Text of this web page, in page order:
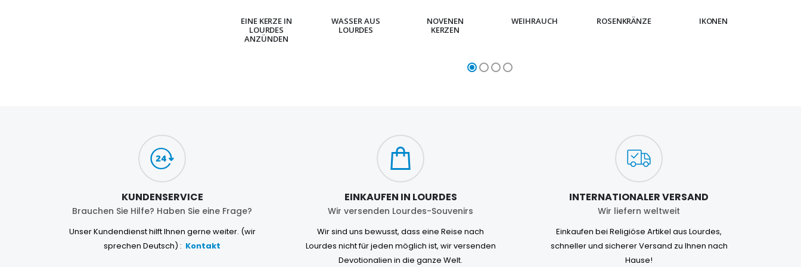
EINE KERZE IN
LOURDES
ANZÜNDEN
WASSER AUS
LOURDES
NOVENEN
KERZEN
WEIHRAUCH ROSENKRÄNZE IKONEN
KUNDENSERVICE
Brauchen Sie Hilfe? Haben Sie eine Frage?
Unser Kundendienst hilft Ihnen gerne weiter. (wir
sprechen Deutsch) : Kontakt
EINKAUFEN IN LOURDES
Wir versenden Lourdes-Souvenirs
Wir sind uns bewusst, dass eine Reise nach
Lourdes nicht für jeden möglich ist, wir versenden
Devotionalien in die ganze Welt.
INTERNATIONALER VERSAND
Wir liefern weltweit
Einkaufen bei Religiöse Artikel aus Lourdes,
schneller und sicherer Versand zu Ihnen nach
Hause!